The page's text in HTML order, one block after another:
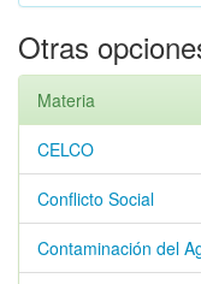
Otras
Materia
CELCO
Conflicto Social
Contaminación del